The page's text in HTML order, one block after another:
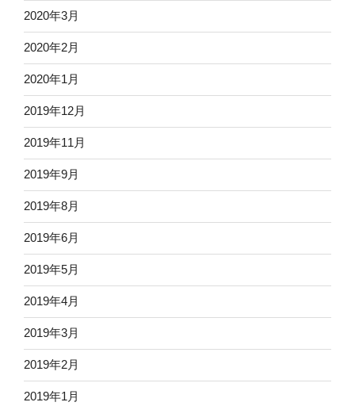
2020年3月
2020年2月
2020年1月
2019年12月
2019年11月
2019年9月
2019年8月
2019年6月
2019年5月
2019年4月
2019年3月
2019年2月
2019年1月